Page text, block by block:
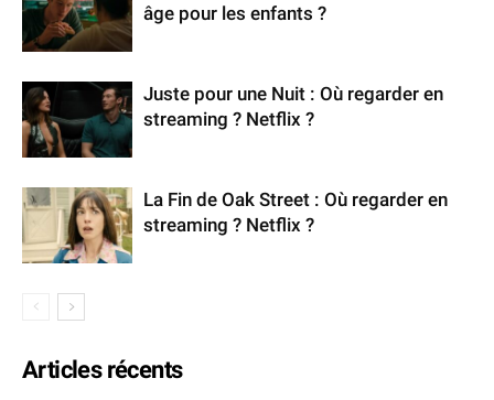
âge pour les enfants ?
Juste pour une Nuit : Où regarder en
streaming ? Netflix ?
La Fin de Oak Street : Où regarder en
streaming ? Netflix ?
Articles récents